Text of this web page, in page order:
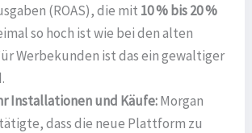
(ROAS), die mit 10 % bis 20 %
so hoch ist wie bei den alten
Werbekunden ist das ein gewaltiger
Installationen und Käufe:Morgan
dass die neue Plattform zu